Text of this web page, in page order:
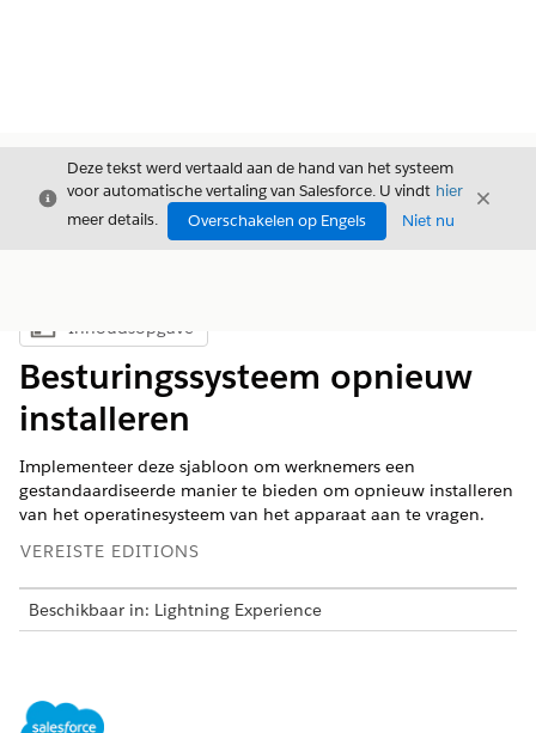
Sluiten
Deze tekst werd vertaald aan de hand van het systeem
voor automatische vertaling van Salesforce. U vindt hier
meer details.
Overschakelen op Engels Niet nu
Sluiten
Inhoudsopgave weergeven
Inhoudsopgave
Besturingssysteem opnieuw
installeren
Implementeer deze sjabloon om werknemers een
gestandaardiseerde manier te bieden om opnieuw installeren
van het operatinesysteem van het apparaat aan te vragen.
VEREISTE EDITIONS
Beschikbaar in: Lightning Experience
Deze sjabloon maakt een serviceverzoekrecord die essentiële